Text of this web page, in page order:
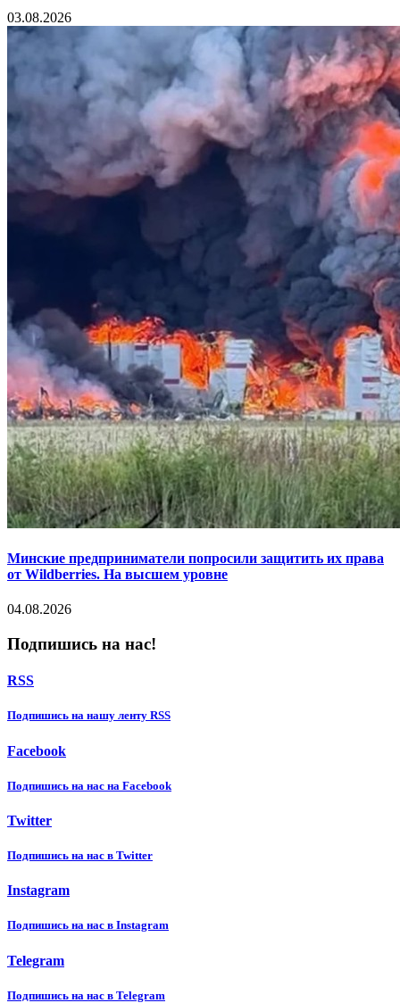
03.08.2026
Минские предприниматели попросили защитить их права
от Wildberries. На высшем уровне
04.08.2026
Подпишись на нас!
RSS
Подпишиcь на нашу ленту RSS
Facebook
Подпишиcь на нас на Facebook
Twitter
Подпишиcь на нас в Twitter
Instagram
Подпишиcь на нас в Instagram
Telegram
Подпишиcь на нас в Telegram